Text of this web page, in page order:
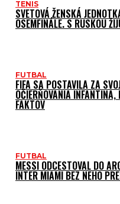
TENIS
SVETOVÁ ŽENSKÁ
OSEMFINÁLE. S RUSKOU
FUTBAL
FIFA SA POSTAVILA ZA
OČIERŇOVANIA INFANTINA,
FAKTOV
FUTBAL
MESSI ODCESTOVAL DO
INTER MIAMI BEZ NEHO